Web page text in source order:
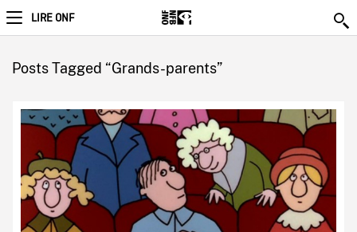
LIRE ONF
Posts Tagged “Grands-parents”